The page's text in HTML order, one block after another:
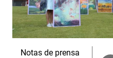
Notas de prensa